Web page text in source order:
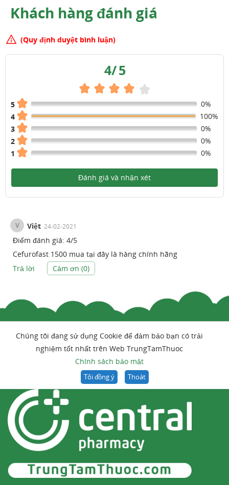
Khách hàng đánh giá
(Quy định duyệt bình luận)
4/5
5
0%
4
100%
3
0%
2
0%
1
0%
Đánh giá và nhận xét
V Việt 24-02-2021
Điểm đánh giá: 4/5
Cefurofast 1500 mua tại đây là hàng chính hãng
Trả lời
Cảm ơn (0)
Chúng tôi đang sử dụng Cookie để đảm bảo bạn có trải
nghiệm tốt nhất trên Web TrungTamThuoc
Chính sách bảo mật
Tôi đồng ý Thoát